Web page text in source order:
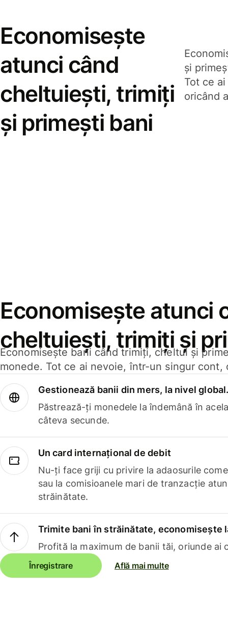
Economisește
atunci când
cheltuiești, trimiți
și primești bani
și
Tot ce
oricând
Economisește atunci
cheltuiești, trimiți și
Economisește bani când trimiți, cheltui și
monede. Tot ce ai nevoie, într-un singur cont,
Gestionează banii din mers, la nivel
Păstrează-ți monedele la îndemână în
câteva secunde.
Un card internațional de debit
Nu-ți face griji cu privire la adaosurile
sau la comisioanele mari de tranzacție
străinătate.
Trimite bani în străinătate, economisește
Profită la maximum de banii tăi, oriunde ai
Înregistrare Află mai multe